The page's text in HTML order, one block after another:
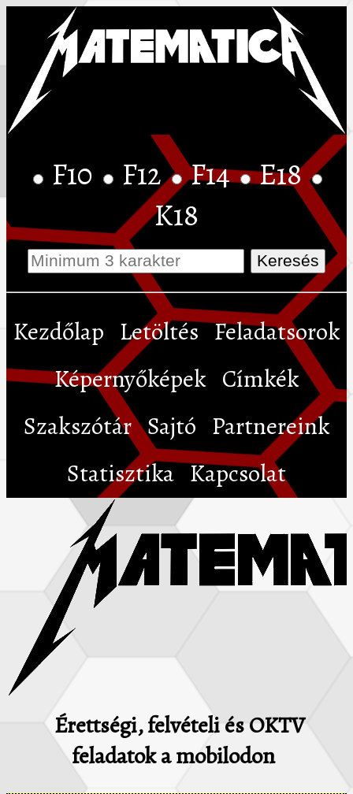
F10 F12 F14 E18
K18
Kezdőlap Letöltés Feladatsorok
Képernyőképek Címkék
Szakszótár Sajtó Partnereink
Statisztika Kapcsolat
Érettségi, felvételi és OKTV
feladatok a mobilodon